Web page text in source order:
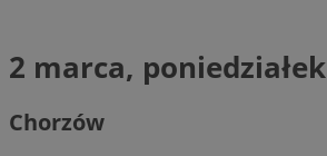
2 marca, poniedziałek
Chorzów